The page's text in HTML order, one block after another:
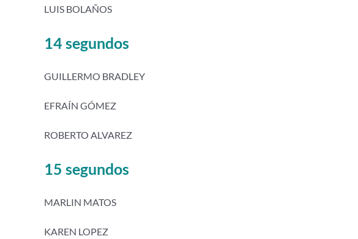
LUIS BOLAÑOS
14 segundos
GUILLERMO BRADLEY
EFRAÍN GÓMEZ
ROBERTO ALVAREZ
15 segundos
MARLIN MATOS
KAREN LOPEZ